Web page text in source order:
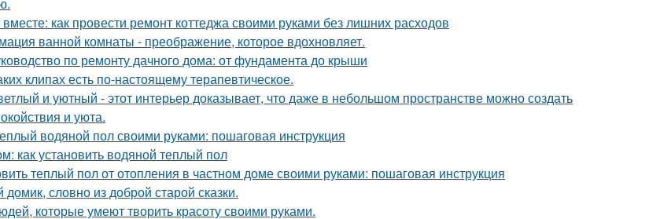
как провести ремонт коттеджа своими руками без лишних расходов
ванной комнаты - преображение, которое вдохновляет.
по ремонту дачного дома: от фундамента до крыши
клипах есть по-настоящему терапевтическое.
и уютный - этот интерьер доказывает, что даже в небольшом пространстве можно создать
и уюта.
водяной пол своими руками: пошаговая инструкция
как установить водяной теплый пол
теплый пол от отопления в частном доме своими руками: пошаговая инструкция
словно из доброй старой сказки.
которые умеют творить красоту своими руками.